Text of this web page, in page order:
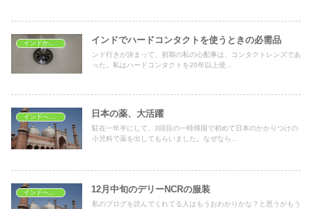
インドから一時帰国 インドでハードコンタクトを使うときの必需品
ンド行きが決まって、初期の私の心配事は、コンタクトレンズであ
った。私はハードコンタクトを20年以上使...
日本の薬、大活躍
駐在一年半にして、3回目の一時帰国で初めて日本のかかりつけの
小児科で薬を出してもらいました。なぜなら...
インドへ駐在する際の準備 12月中旬のデリーNCRの服装
私のブログを読んでくれてる人はもうおわかりかな？と思うがもう